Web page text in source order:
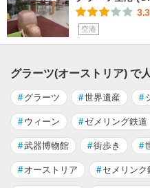
空港
グラーツ(オーストリア) で
# グラーツ #世界遺産 #
# ウィーン #ゼメリング鉄道
#武器博物館 #街歩き #
# オーストリア # セメリンク